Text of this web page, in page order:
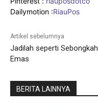
Dailymotion :RiauPos
Artikel sebelumnya
Jadilah seperti Sebongkah
Emas
BERITA LAINNYA